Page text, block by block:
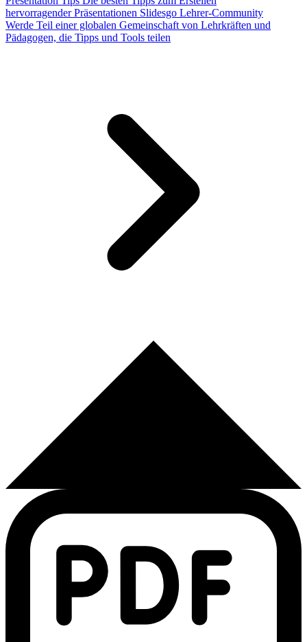
hervorragender Präsentationen Slidesgo Lehrer-Community
Werde Teil einer globalen Gemeinschaft von Lehrkräften und
Pädagogen, die Tipps und Tools teilen